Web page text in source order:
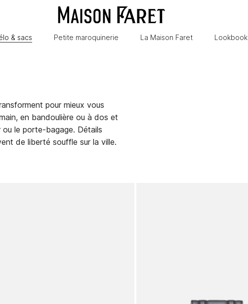
& sacs Petite maroquinerie La Maison Faret Lookbook
pour mieux vous
en bandoulière ou à dos et
ou le porte-bagage. Détails
de liberté souffle sur la ville.